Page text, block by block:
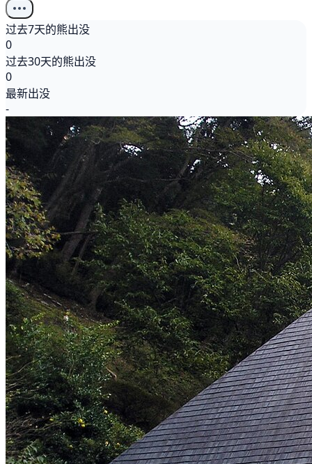
过去7天的熊出没
0
过去30天的熊出没
0
最新出没
-